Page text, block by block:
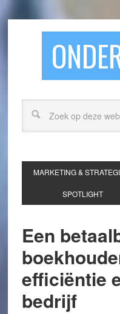
MARKETING &
SPOTLIGHT
Een
efficiëntie
bedrijf